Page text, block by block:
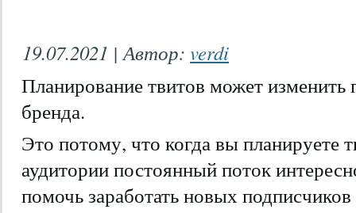
19.07.2021 | Автор: verdi
Планирование твитов может изменить
бренда.
Это потому, что когда вы планируете
аудитории постоянный поток
помочь заработать новых